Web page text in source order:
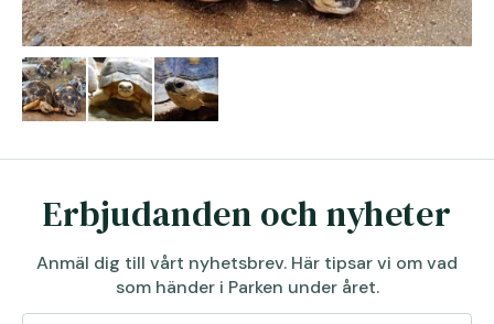
Erbjudanden och nyheter
Anmäl dig till vårt nyhetsbrev. Här tipsar vi om vad
som händer i Parken under året.